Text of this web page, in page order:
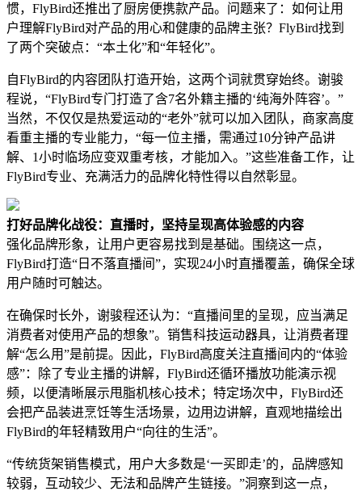
惯，FlyBird还推出了厨房便携款产品。问题来了：如何让用
户理解FlyBird对产品的用心和健康的品牌主张？FlyBird找到
了两个突破点：“本土化”和“年轻化”。
自FlyBird的内容团队打造开始，这两个词就贯穿始终。谢骏
程说，“FlyBird专门打造了含7名外籍主播的‘纯海外阵容’。”
当然，不仅仅是热爱运动的“老外”就可以加入团队，商家高度
看重主播的专业能力，“每一位主播，需通过10分钟产品讲
解、1小时临场应变双重考核，才能加入。”这些准备工作，让
FlyBird专业、充满活力的品牌化特性得以自然彰显。
打好品牌化战役： 直播时，坚持呈现高体验感的内容
强化品牌形象，让用户更容易找到是基础。围绕这一点，
FlyBird打造“日不落直播间”，实现24小时直播覆盖，确保全球
用户随时可触达。
在确保时长外，谢骏程还认为：“直播间里的呈现，应当满足
消费者对使用产品的想象”。销售科技运动器具，让消费者理
解“怎么用”是前提。因此，FlyBird高度关注直播间内的“体验
感”：除了专业主播的讲解，FlyBird还循环播放功能演示视
频，以便清晰展示甩脂机核心技术；特定场次中，FlyBird还
会把产品装进烹饪等生活场景，边用边讲解，直观地描绘出
FlyBird的年轻精致用户“向往的生活”。
“传统货架销售模式，用户大多数是‘一买即走’的，品牌感知
较弱，互动较少、无法和品牌产生链接。”洞察到这一点，